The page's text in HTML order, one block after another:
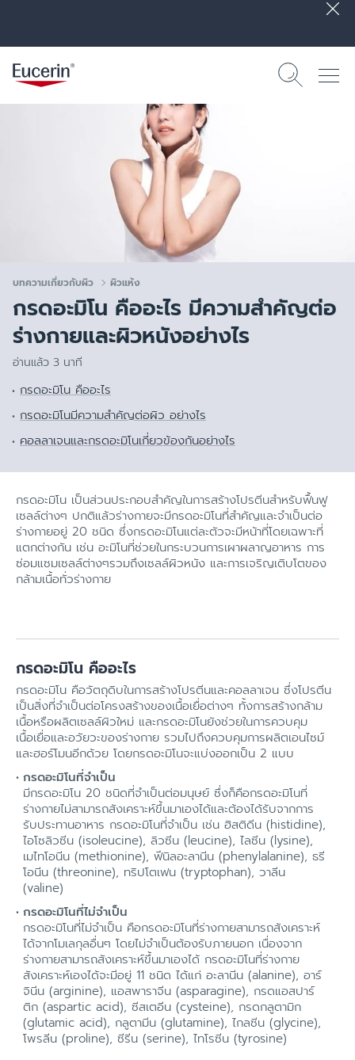
บทความเกี่ยวกับผิว ผิวแห้ง
กรดอะมิโน คืออะไร มีความสำคัญต่อ
ร่างกายและผิวหนังอย่างไร
อ่านแล้ว 3 นาที
กรดอะมิโน คืออะไร
กรดอะมิโนมีความสำคัญต่อผิว อย่างไร
คอลลาเจนและกรดอะมิโนเกี่ยวข้องกันอย่างไร
กรดอะมิโน เป็นส่วนประกอบสำคัญในการสร้างโปรตีนสำหรับฟื้นฟู
เซลล์ต่างๆ ปกติแล้วร่างกายจะมีกรดอะมิโนที่สำคัญและจำเป็นต่อ
ร่างกายอยู่ 20 ชนิด ซึ่งกรดอะมิโนแต่ละตัวจะมีหน้าที่โดยเฉพาะที่
แตกต่างกัน เช่น อะมิโนที่ช่วยในกระบวนการเผาผลาญอาหาร การ
ซ่อมแซมเซลล์ต่างๆรวมถึงเซลล์ผิวหนัง และการเจริญเติบโตของ
กล้ามเนื้อทั่วร่างกาย
กรดอะมิโน คืออะไร
กรดอะมิโน คือวัตถุดิบในการสร้างโปรตีนและคอลลาเจน ซึ่งโปรตีน
เป็นสิ่งที่จำเป็นต่อโครงสร้างของเนื้อเยื่อต่างๆ ทั้งการสร้างกล้าม
เนื้อหรือผลิตเซลล์ผิวใหม่ และกรดอะมิโนยังช่วยในการควบคุม
เนื้อเยื่อและอวัยวะของร่างกาย รวมไปถึงควบคุมการผลิตเอนไซม์
และฮอร์โมนอีกด้วย โดยกรดอะมิโนจะแบ่งออกเป็น 2 แบบ
กรดอะมิโนที่จำเป็น
มีกรดอะมิโน 20 ชนิดที่จำเป็นต่อมนุษย์ ซึ่งก็คือกรดอะมิโนที่
ร่างกายไม่สามารถสังเคราะห์ขึ้นมาเองได้และต้องได้รับจากการ
รับประทานอาหาร กรดอะมิโนที่จำเป็น เช่น ฮิสติดีน (histidine),
ไอโซลิวซีน (isoleucine), ลิวซีน (leucine), ไลซีน (lysine),
เมไทโอนีน (methionine), ฟีนิลอะลานีน (phenylalanine), ธรี
โอนีน (threonine), ทริปโตเฟน (tryptophan), วาลีน
(valine)
กรดอะมิโนที่ไม่จำเป็น
กรดอะมิโนที่ไม่จำเป็น คือกรดอะมิโนที่ร่างกายสามารถสังเคราะห์
ได้จากโมเลกุลอื่นๆ โดยไม่จำเป็นต้องรับภายนอก เนื่องจาก
ร่างกายสามารถสังเคราะห์ขึ้นมาเองได้ กรดอะมิโนที่ร่างกาย
สังเคราะห์เองได้จะมีอยู่ 11 ชนิด ได้แก่ อะลานีน (alanine), อาร์
จินีน (arginine), แอสพาราจีน (asparagine), กรดแอสปาร์
ติก (aspartic acid), ซีสเตอีน (cysteine), กรดกลูตามิก
(glutamic acid), กลูตามีน (glutamine), ไกลซีน (glycine),
โพรลีน (proline), ซีรีน (serine), ไทโรซีน (tyrosine)